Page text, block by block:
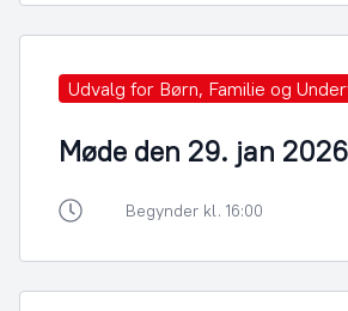
Udvalg for Børn, Familie og
Møde den 29. jan 2026
Begynder kl. 16:00